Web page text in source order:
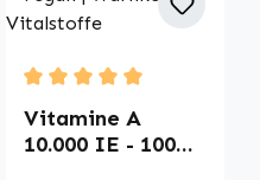
Average rating of 5 out
Vitamine A
10.000 IE - 100